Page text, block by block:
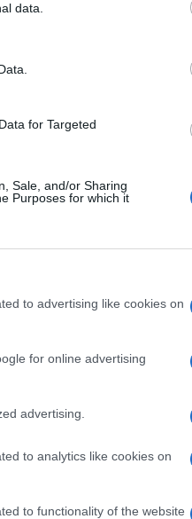
data.
for Targeted
Sale, and/or Sharing
Purposes for which it
to advertising like cookies on
for online advertising
advertising.
to analytics like cookies on
to functionality of the website
κλείνουν νωρίτερα
θα νοσήσουν-Τι
θα κλείνει ένα